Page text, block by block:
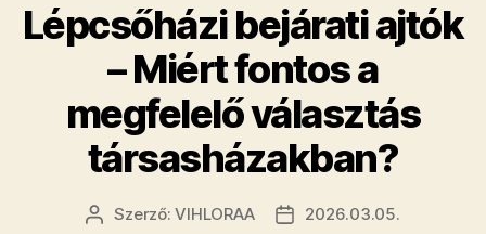
Lépcsőházi bejárati ajtók
– Miért fontos a
megfelelő választás
társasházakban?
Bejegyzés
Szerző:VIHLORAA
Bejegyzés
2026.03.05.